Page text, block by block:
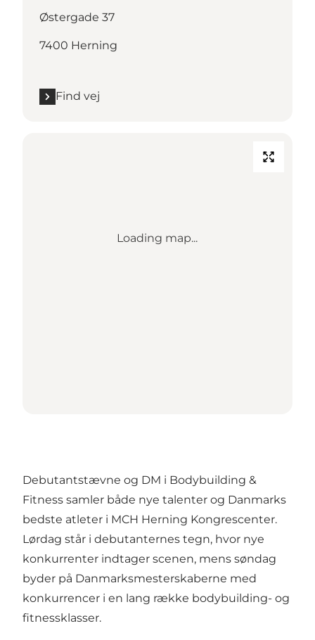
Østergade 37
7400 Herning
Find vej
Loading map...
Debutantstævne og DM i Bodybuilding &
Fitness samler både nye talenter og Danmarks
bedste atleter i MCH Herning Kongrescenter.
Lørdag står i debutanternes tegn, hvor nye
konkurrenter indtager scenen, mens søndag
byder på Danmarksmesterskaberne med
konkurrencer i en lang række bodybuilding- og
fitnessklasser.